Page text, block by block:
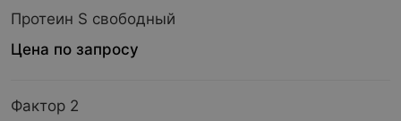
Протеин S свободный
Цена по запросу
Фактор 2